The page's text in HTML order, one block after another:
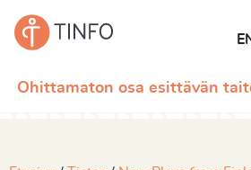
Ohittamaton osa esittävän